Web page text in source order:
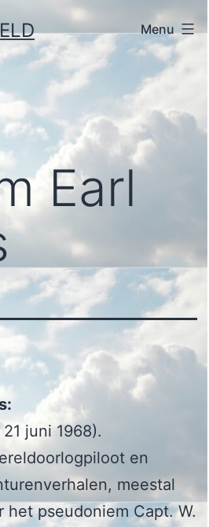
Menu
Earl
juni 1968).
en
meestal
het pseudoniem Capt. W.